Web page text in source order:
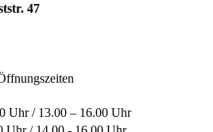
47
Uhr / 13.00 – 16.00 Uhr